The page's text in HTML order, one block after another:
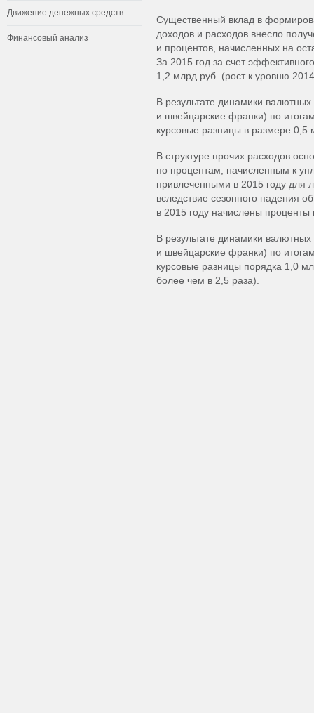
Движение денежных средств
Финансовый анализ
Существенный вклад в
доходов и расходов внесло
и процентов, начисленных на
За 2015 год за счет
1,2 млрд руб. (рост к уровню
В результате динамики
и швейцарские франки) по
курсовые разницы в размере
В структуре прочих расходов
по процентам, начисленным к
привлеченными в 2015 году для
вследствие сезонного падения
в 2015 году начислены
В результате динамики
и швейцарские франки) по
курсовые разницы порядка 1,0
более чем в 2,5 раза).